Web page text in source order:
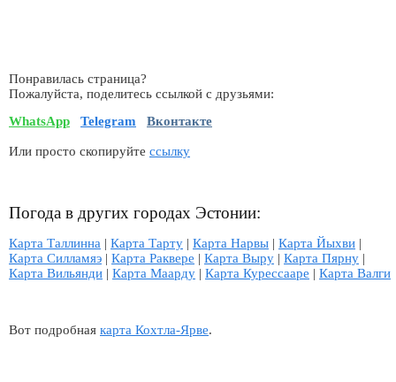
Понравилась страница?
Пожалуйста, поделитесь ссылкой с друзьями:
WhatsApp
Telegram Вконтакте
Или просто скопируйте ссылку
Погода в других городах Эстонии:
Карта Таллинна | Карта Тарту | Карта Нарвы | Карта Йыхви |
Карта Силламяэ | Карта Раквере | Карта Выру | Карта Пярну |
Карта Вильянди | Карта Маарду | Карта Курессааре | Карта Валги
Вот подробная карта Кохтла-Ярве.